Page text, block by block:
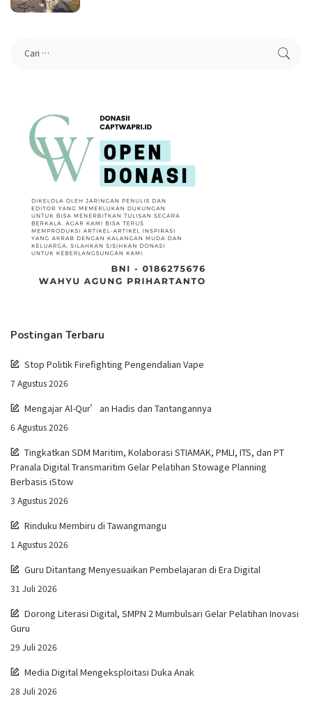
Postingan Terbaru
Stop Politik Firefighting Pengendalian Vape
7 Agustus 2026
Mengajar Al-Qur’an Hadis dan Tantangannya
6 Agustus 2026
Tingkatkan SDM Maritim, Kolaborasi STIAMAK, PMLI, ITS, dan PT
Pranala Digital Transmaritim Gelar Pelatihan Stowage Planning
Berbasis iStow
3 Agustus 2026
Rinduku Membiru di Tawangmangu
1 Agustus 2026
Guru Ditantang Menyesuaikan Pembelajaran di Era Digital
31 Juli 2026
Dorong Literasi Digital, SMPN 2 Mumbulsari Gelar Pelatihan Inovasi
Guru
29 Juli 2026
Media Digital Mengeksploitasi Duka Anak
28 Juli 2026